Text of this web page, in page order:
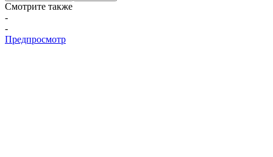
Смотрите также
-
-
Предпросмотр